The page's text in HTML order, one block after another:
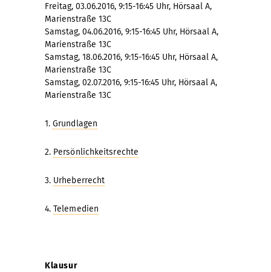
Freitag, 03.06.2016, 9:15-16:45 Uhr, Hörsaal A,
Marienstraße 13C
Samstag, 04.06.2016, 9:15-16:45 Uhr, Hörsaal A,
Marienstraße 13C
Samstag, 18.06.2016, 9:15-16:45 Uhr, Hörsaal A,
Marienstraße 13C
Samstag, 02.07.2016, 9:15-16:45 Uhr, Hörsaal A,
Marienstraße 13C
1. Grundlagen
2. Persönlichkeitsrechte
3. Urheberrecht
4. Telemedien
Klausur